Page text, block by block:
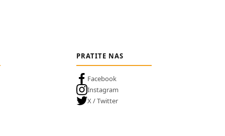
PRATITE NAS
Facebook
Instagram
X / Twitter